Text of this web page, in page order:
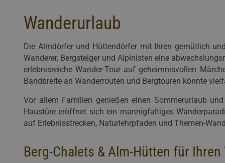
Wanderurlaub
Die Almdörfer und Hüttendörfer mit Ihren gemütlich
Wanderer, Bergsteiger und Alpinisten eine
erlebnisreiche Wander-Tour auf geheimnisvollen
Bandbreite an Wanderrouten und Bergtouren könnte
Vor allem Familien genießen einen Sommerurlaub
Haustüre eröffnet sich ein mannigfaltiges
auf Erlebnisstrecken, Naturlehrpfaden und Themen-
Berg-Chalets & Alm-Hütten für